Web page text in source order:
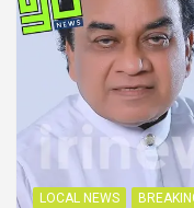
LOCAL NEWS